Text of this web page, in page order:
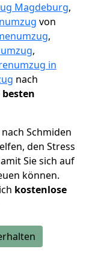
Magdeburg,
von
,
,
in
nach
Schmiden
den Stress
Sie sich auf
können.
kostenlose